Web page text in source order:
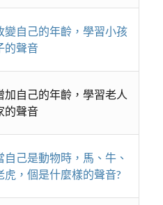
變自己的年齡，學習小孩
的聲音
加自己的年齡，學習老人
的聲音
自己是動物時，馬、牛、
虎，個是什麼樣的聲音?